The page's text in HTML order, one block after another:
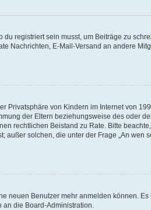
registriert sein musst, um Beiträge zu
Nachrichten, E-Mail-Versand an andere
Privatsphäre von Kindern im Internet von
der Eltern beziehungsweise des oder
rechtlichen Beistand zu Rate. Bitte
solchen, die unter der Frage „An wen
neuen Benutzer mehr anmelden können.
die Board-Administration.